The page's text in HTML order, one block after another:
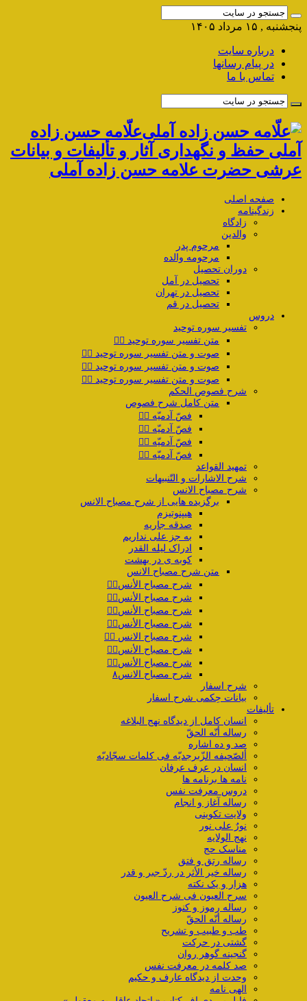
پنجشنبه , ۱۵ مرداد ۱۴۰۵
درباره سایت
در پیام رسانها
تماس با ما
علّامه حسن زاده
آملی حفظ و نگهداری آثار و تألیفات و بیانات
عرشی حضرت علامه حسن زاده آملی
صفحه اصلی
زندگینامه
زادگاه
والدین
مرحوم پدر
مرحومه والده
دوران تحصیل
تحصیل در آمل
تحصیل در تهران
تحصیل در قم
دروس
تفسیر سوره توحید
متن تفسیر سوره توحید ۱️⃣
صوت و متن تفسیر سوره توحید ۲️⃣
صوت و متن تفسیر سوره توحید ۳️⃣
صوت و متن تفسیر سوره توحید ۴️⃣
شرح فصوص الحکم
متن کامل شرح فصوص
فصّ آدمیّه ۱️⃣
فصّ آدمیّه ۲️⃣
فصّ آدمیّه ۳️⃣
فصّ آدمیّه ۴️⃣
تمهید القواعد
شرح الاشارات و التّنبیهات
شرح مصباح الانس
برگزیده هایی از شرح مصباح الانس
هیپنوتیزم
صدقه جاریه
به جز علی نداریم
ادراک لیله القدر
کوبه ی در بهشت
متن شرح مصباح الانس
شرح مصباح الأنس۱️⃣
شرح مصباح الأنس۲️⃣
شرح مصباح الأنس۳️⃣
شرح مصباح الأنس۴️⃣
شرح مصباح الانس ۵️⃣
شرح مصباح الأنس۶️⃣
شرح مصباح الأنس۷️⃣
شرح مصباح الانس۸
شرح اسفار
بیانات حِکمی شرح اسفار
تألیفات
انسان کامل از دیدگاه نهج البلاغه
رساله أنّه الحقّ
صد و ده اشاره
ألصّحیفه الزّبرجدیّه فی کلمات سجّادیّه
انسان در عرف عرفان
نامه ها برنامه ها
دروس معرفت نفس
رساله آغاز و انجام
ولایت تکوینی
نورٌ علی نور
نهج الولایه
مناسک حج
رساله رتق و فتق
رساله خیر الأثر در ردّ جبر و قدر
هزار و یک نکته
سرح العیون فی شرح العیون
رساله رموز و کنوز
رساله أنّه الحقّ
طب و طبیب و تشریح
گشتی در حرکت
گنجینه گوهر روان
صد کلمه در معرفت نفس
وحدت از دیدگاه عارف و حکیم
الهی نامه